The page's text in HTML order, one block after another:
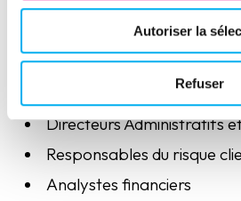
Autoriser la
Refuser
webinaire ?
Directeurs Administratifs
Responsables du risque
Analystes financiers